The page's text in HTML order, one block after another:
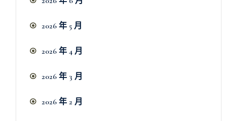
2026 年 5 月
2026 年 4 月
2026 年 3 月
2026 年 2 月